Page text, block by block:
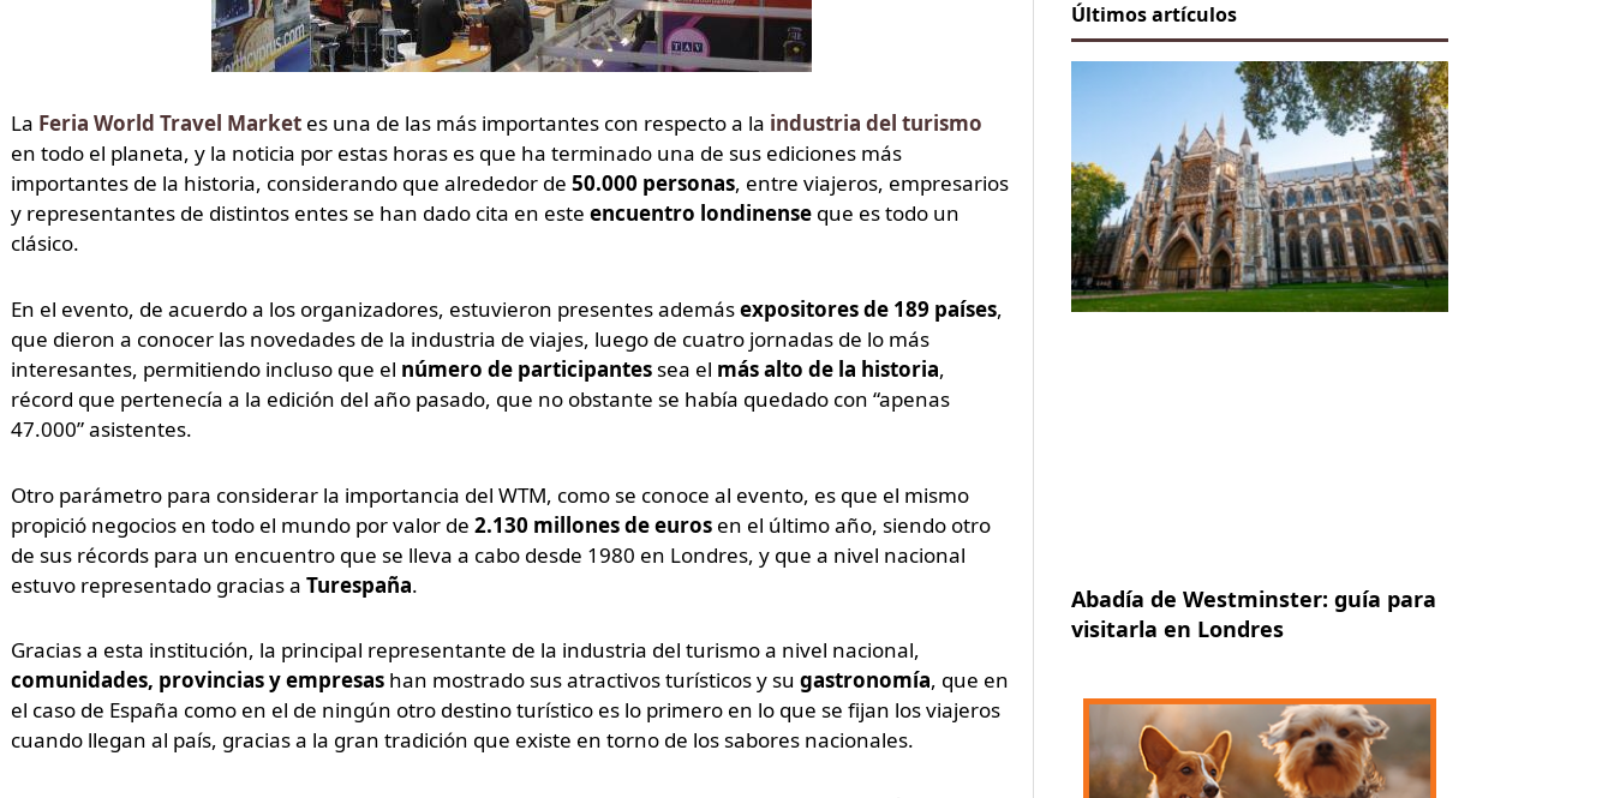
La Feria World Travel Marketes una de las más importantes con respecto a la industria del turismo
en todo el planeta, y la noticia por estas horas es que ha terminado una de sus ediciones más
importantes de la historia, considerando que alrededor de 50.000 personas, entre viajeros, empresarios
y representantes de distintos entes se han dado cita en este encuentro londinenseque es todo un
clásico.
En el evento, de acuerdo a los organizadores, estuvieron presentes ademásexpositores de 189 países,
que dieron a conocer las novedades de la industria de viajes, luego de cuatro jornadas de lo más
interesantes, permitiendo incluso que el número de participantessea el más alto de la historia,
récord que pertenecía a la edición del año pasado, que no obstante se había quedado con “apenas
47.000” asistentes.
Otro parámetro para considerar la importancia del WTM, como se conoce al evento, es que el mismo
propició negocios en todo el mundo por valor de 2.130 millones de eurosen el último año, siendo otro
de sus récords para un encuentro que se lleva a cabo desde 1980 en Londres, y que a nivel nacional
estuvo representado gracias a Turespaña.
Gracias a esta institución, la principal representante de la industria del turismo a nivel nacional,
comunidades, provincias y empresashan mostrado sus atractivos turísticos y su gastronomía, que en
el caso de España como en el de ningún otro destino turístico es lo primero en lo que se fijan los viajeros
cuando llegan al país, gracias a la gran tradición que existe en torno de los sabores nacionales.
Últimos artículos
Abadía de Westminster: guía para
visitarla en Londres